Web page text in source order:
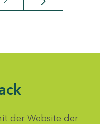
Seite
der Website der